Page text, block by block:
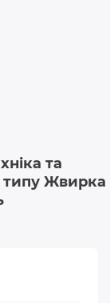
та
типу Жвирка